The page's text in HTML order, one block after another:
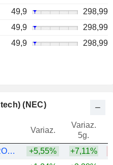
49,9
298,99
49,9
298,99
49,9 298,99
(NEC)
Variaz.
Variaz.
5g.
CIRCLE INTERNET GROUP, INC. +5,55% +7,11%